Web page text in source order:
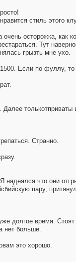
стиль этого
осторожка, как
Тут
грызть мне ухо.
Если по фуллу, то
Странно.
надеялся что они
пару,
долгое время.
нет больше.
это хорошо.